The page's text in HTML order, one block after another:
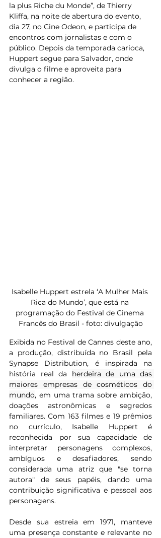
la plus Riche du Monde”, de Thierry
Kliffa, na noite de abertura do evento,
dia 27, no Cine Odeon, e participa de
encontros com jornalistas e com o
público. Depois da temporada carioca,
Huppert segue para Salvador, onde
divulga o filme e aproveita para
conhecer a região.
Isabelle Huppert estrela ‘A Mulher Mais
Rica do Mundo’, que está na
programação do Festival de Cinema
Francês do Brasil - foto: divulgação
Exibida no Festival de Cannes deste ano,
a produção, distribuída no Brasil pela
Synapse Distribution, é inspirada na
história real da herdeira de uma das
maiores empresas de cosméticos do
mundo, em uma trama sobre ambição,
doações astronômicas e segredos
familiares. Com 163 filmes e 19 prêmios
no currículo, Isabelle Huppert é
reconhecida por sua capacidade de
interpretar personagens complexos,
ambíguos e desafiadores, sendo
considerada uma atriz que "se torna
autora" de seus papéis, dando uma
contribuição significativa e pessoal aos
personagens.
Desde sua estreia em 1971, manteve
uma presença constante e relevante no